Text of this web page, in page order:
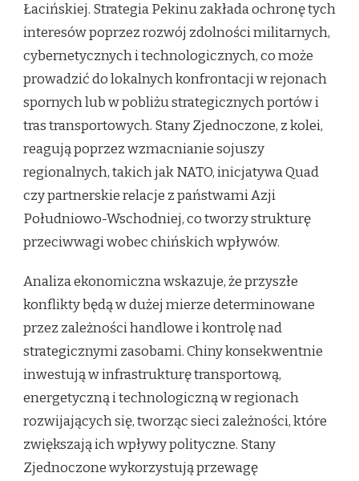
Łacińskiej. Strategia Pekinu zakłada ochronę tych
interesów poprzez rozwój zdolności militarnych,
cybernetycznych i technologicznych, co może
prowadzić do lokalnych konfrontacji w rejonach
spornych lub w pobliżu strategicznych portów i
tras transportowych. Stany Zjednoczone, z kolei,
reagują poprzez wzmacnianie sojuszy
regionalnych, takich jak NATO, inicjatywa Quad
czy partnerskie relacje z państwami Azji
Południowo-Wschodniej, co tworzy strukturę
przeciwwagi wobec chińskich wpływów.
Analiza ekonomiczna wskazuje, że przyszłe
konflikty będą w dużej mierze determinowane
przez zależności handlowe i kontrolę nad
strategicznymi zasobami. Chiny konsekwentnie
inwestują w infrastrukturę transportową,
energetyczną i technologiczną w regionach
rozwijających się, tworząc sieci zależności, które
zwiększają ich wpływy polityczne. Stany
Zjednoczone wykorzystują przewagę